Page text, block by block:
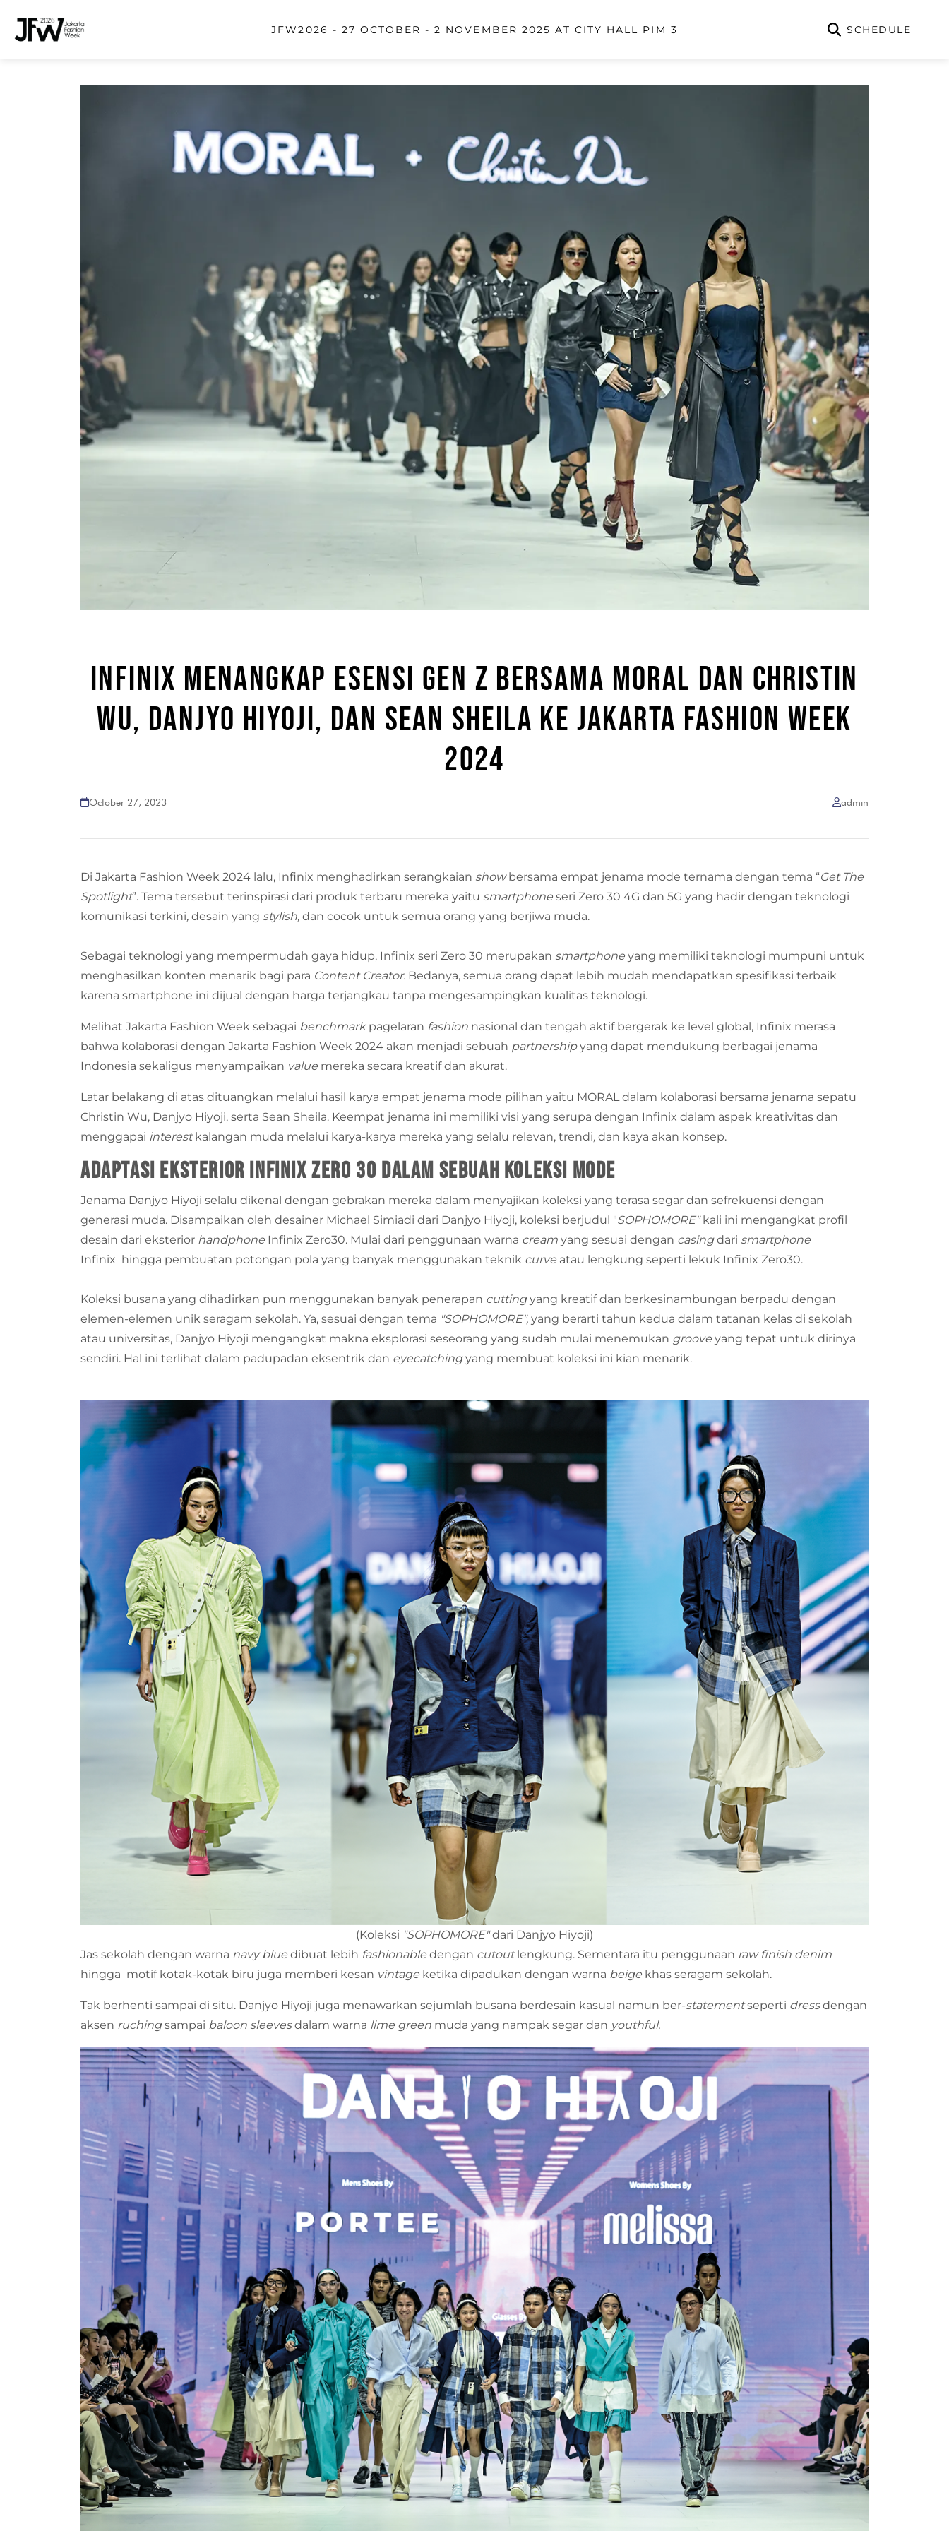
JFW2026 - 27 OCTOBER - 2 NOVEMBER 2025 AT CITY HALL PIM 3 SCHEDULE
INFINIX MENANGKAP ESENSI GEN Z BERSAMA MORAL DAN CHRISTIN
WU, DANJYO HIYOJI, DAN SEAN SHEILA KE JAKARTA FASHION WEEK
2024
October 27, 2023 admin
Di Jakarta Fashion Week 2024 lalu, Infinix menghadirkan serangkaian showbersama empat jenama mode ternama dengan tema “Get The
Spotlight”. Tema tersebut terinspirasi dari produk terbaru mereka yaitu smartphone seri Zero 30 4G dan 5G yang hadir dengan teknologi
komunikasi terkini, desain yang stylish, dan cocok untuk semua orang yang berjiwa muda.
Sebagai teknologi yang mempermudah gaya hidup, Infinix seri Zero 30 merupakan smartphone yang memiliki teknologi mumpuni untuk
menghasilkan konten menarik bagi para Content Creator. Bedanya, semua orang dapat lebih mudah mendapatkan spesifikasi terbaik
karena smartphone ini dijual dengan harga terjangkau tanpa mengesampingkan kualitas teknologi.
Melihat Jakarta Fashion Week sebagai benchmark pagelaran fashion nasional dan tengah aktif bergerak ke level global, Infinix merasa
bahwa kolaborasi dengan Jakarta Fashion Week 2024 akan menjadi sebuah partnershipyang dapat mendukung berbagai jenama
Indonesia sekaligus menyampaikan value mereka secara kreatif dan akurat.
Latar belakang di atas dituangkan melalui hasil karya empat jenama mode pilihan yaitu MORAL dalam kolaborasi bersama jenama sepatu
Christin Wu, Danjyo Hiyoji, serta Sean Sheila. Keempat jenama ini memiliki visi yang serupa dengan Infinix dalam aspek kreativitas dan
menggapai interestkalangan muda melalui karya-karya mereka yang selalu relevan, trendi, dan kaya akan konsep.
Adaptasi Eksterior Infinix Zero 30 dalam Sebuah Koleksi Mode
Jenama Danjyo Hiyoji selalu dikenal dengan gebrakan mereka dalam menyajikan koleksi yang terasa segar dan sefrekuensi dengan
generasi muda. Disampaikan oleh desainer Michael Simiadi dari Danjyo Hiyoji, koleksi berjudul "SOPHOMORE"kali ini mengangkat profil
desain dari eksterior handphone Infinix Zero30. Mulai dari penggunaan warna cream yang sesuai dengan casingdari smartphone
Infinix hingga pembuatan potongan pola yang banyak menggunakan teknik curve atau lengkung seperti lekuk Infinix Zero30.
Koleksi busana yang dihadirkan pun menggunakan banyak penerapan cuttingyang kreatif dan berkesinambungan berpadu dengan
elemen-elemen unik seragam sekolah. Ya, sesuai dengan tema "SOPHOMORE", yang berarti tahun kedua dalam tatanan kelas di sekolah
atau universitas, Danjyo Hiyoji mengangkat makna eksplorasi seseorang yang sudah mulai menemukan groove yang tepat untuk dirinya
sendiri. Hal ini terlihat dalam padupadan eksentrik dan eyecatchingyang membuat koleksi ini kian menarik.
(Koleksi "SOPHOMORE"dari Danjyo Hiyoji)
Jas sekolah dengan warna navy blue dibuat lebih fashionable dengan cutoutlengkung. Sementara itu penggunaan raw finish denim
hingga motif kotak-kotak biru juga memberi kesan vintage ketika dipadukan dengan warna beige khas seragam sekolah.
Tak berhenti sampai di situ. Danjyo Hiyoji juga menawarkan sejumlah busana berdesain kasual namun ber-statementseperti dressdengan
aksen ruchingsampai baloon sleevesdalam warna lime green muda yang nampak segar dan youthful.